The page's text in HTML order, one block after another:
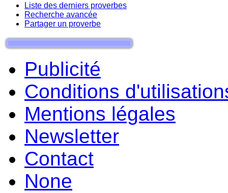
Liste des derniers proverbes
Recherche avancée
Partager un proverbe
Publicité
Conditions
Mentions légales
Newsletter
Contact
None